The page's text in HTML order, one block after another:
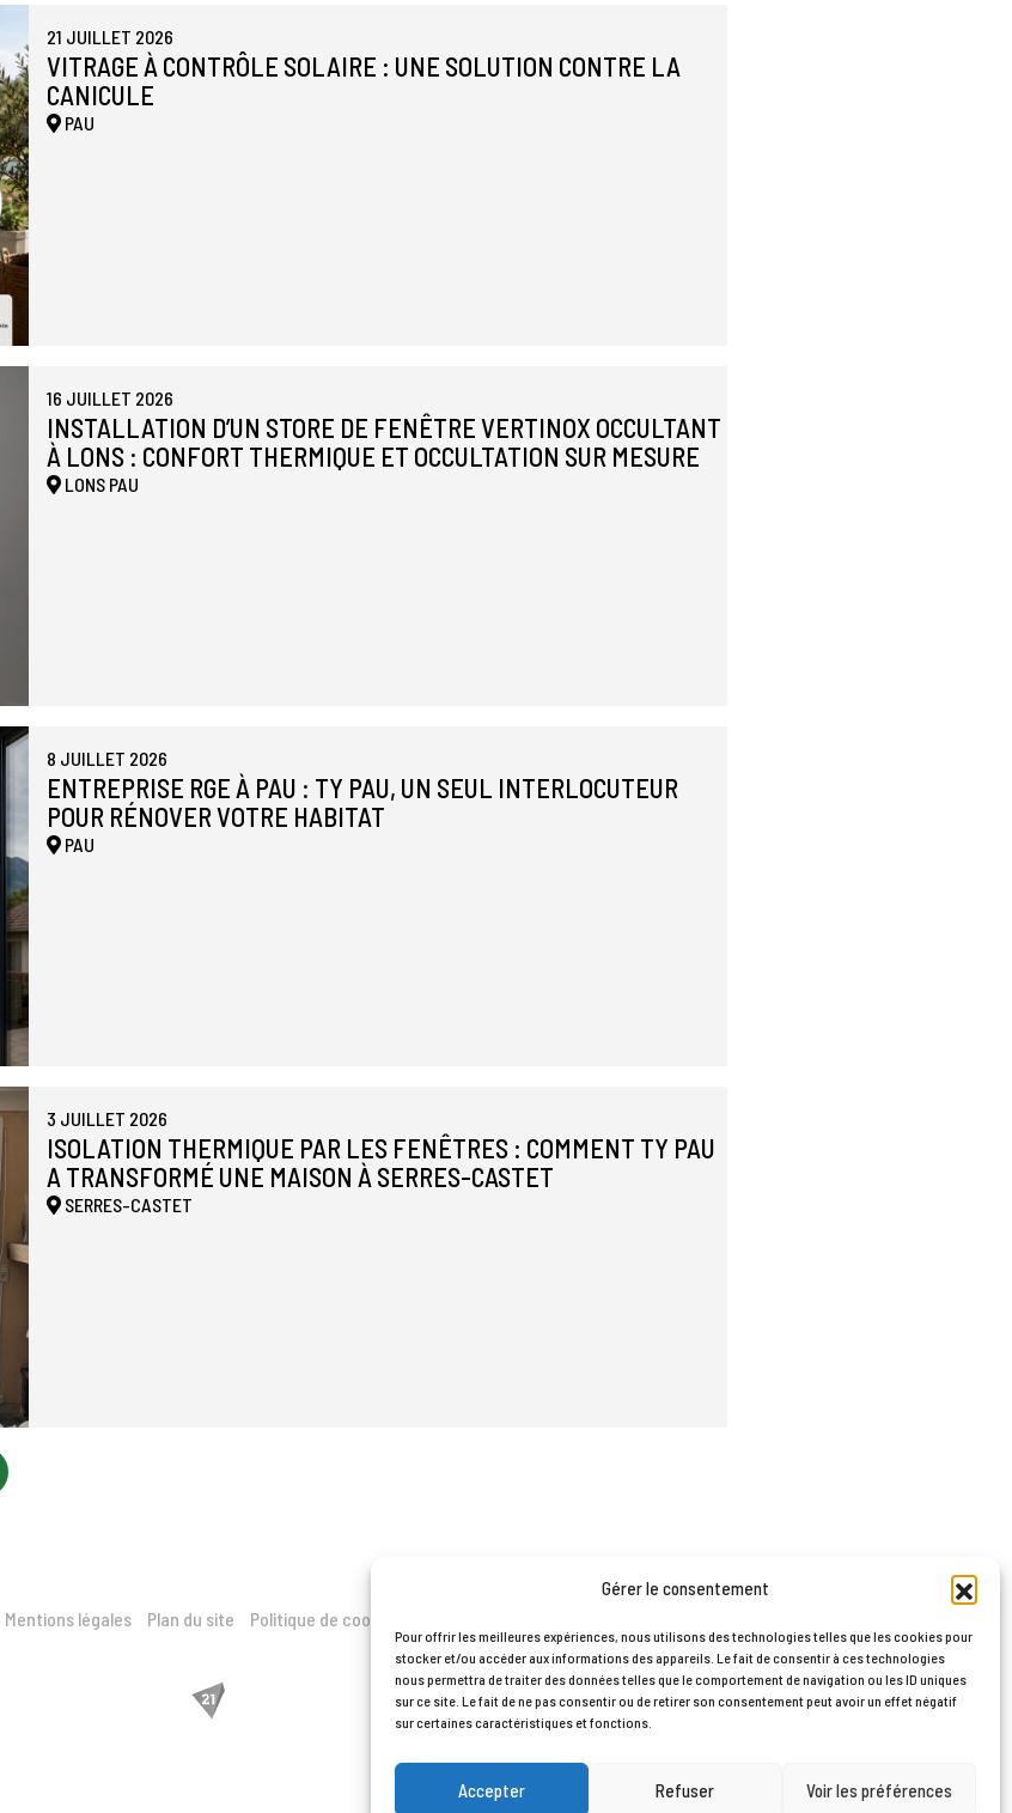
Gérer le consentement
Pour offrir les meilleures expériences, nous utilisons des technologies telles que les cookies pour
stocker et/ou accéder aux informations des appareils. Le fait de consentir à ces technologies
nous permettra de traiter des données telles que le comportement de navigation ou les ID uniques
sur ce site. Le fait de ne pas consentir ou de retirer son consentement peut avoir un effet négatif
sur certaines caractéristiques et fonctions.
Accepter Refuser Voir les préférences
21 JUILLET 2026
VITRAGE À CONTRÔLE SOLAIRE : UNE SOLUTION CONTRE LA
CANICULE
PAU
16 JUILLET 2026
INSTALLATION D’UN STORE DE FENÊTRE VERTINOX OCCULTANT
À LONS : CONFORT THERMIQUE ET OCCULTATION SUR MESURE
LONS PAU
8 JUILLET 2026
ENTREPRISE RGE À PAU : TY PAU, UN SEUL INTERLOCUTEUR
POUR RÉNOVER VOTRE HABITAT
PAU
3 JUILLET 2026
ISOLATION THERMIQUE PAR LES FENÊTRES : COMMENT TY PAU
A TRANSFORMÉ UNE MAISON À SERRES-CASTET
SERRES-CASTET
Mentions légales Plan du site Politique de cookies (UE)